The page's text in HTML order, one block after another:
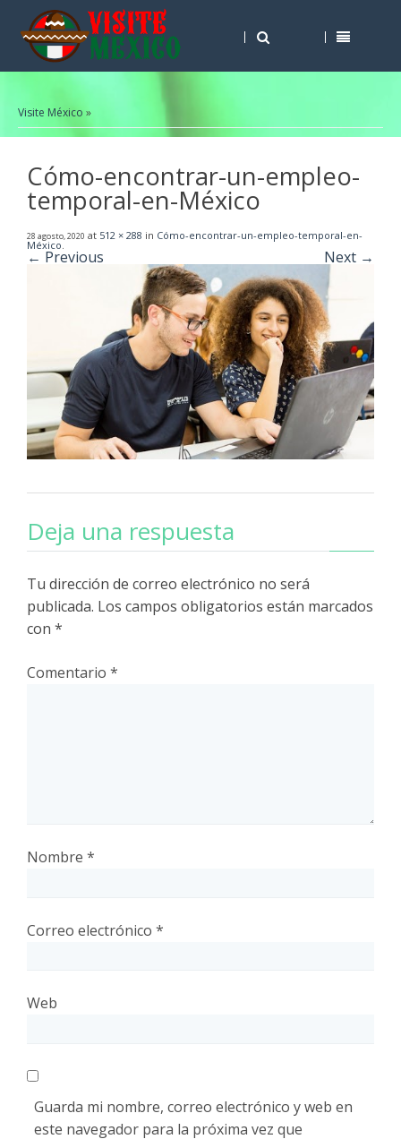
Visite México »
Cómo-encontrar-un-empleo-
temporal-en-México
28 agosto, 2020 at 512 × 288 in Cómo-encontrar-un-empleo-temporal-en-
México.
← Previous Next →
Deja una respuesta
Tu dirección de correo electrónico no será
publicada. Los campos obligatorios están marcados
con *
Comentario *
Nombre *
Correo electrónico *
Web
Guarda mi nombre, correo electrónico y web en
este navegador para la próxima vez que